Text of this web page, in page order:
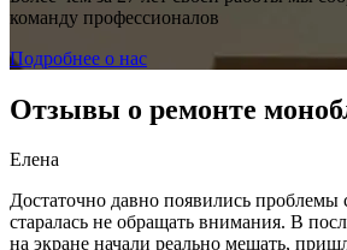
команду профессионалов
Подробнее о нас
Отзывы о ремонте
Елена
Достаточно давно появились проблемы
старалась не обращать внимания. В
на экране начали реально мешать,